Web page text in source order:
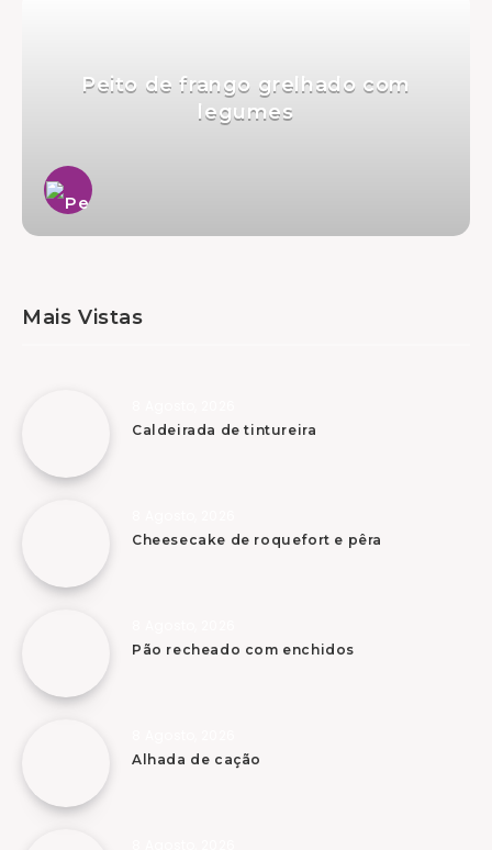
Peito de frango grelhado com
legumes
Mais Vistas
Caldeirada de tintureira
Cheesecake de roquefort e pêra
Pão recheado com enchidos
Alhada de cação